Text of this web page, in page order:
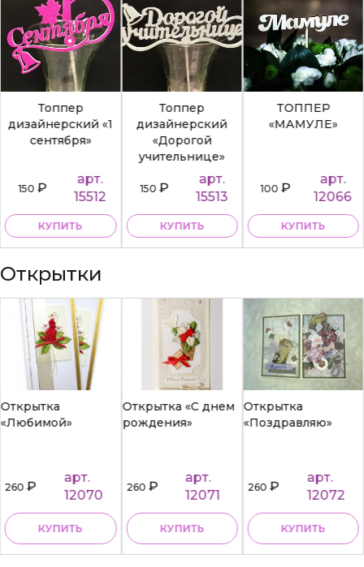
Топпер
дизайнерский «1
сентября»
150₽
арт.
15512
КУПИТЬ
Топпер
дизайнерский
«Дорогой
учительнице»
150₽
арт.
15513
КУПИТЬ
ТОППЕР
«МАМУЛЕ»
100₽
арт.
12066
КУПИТЬ
Открытки
Открытка
«Любимой»
260₽
арт.
12070
КУПИТЬ
Открытка «С днем
рождения»
260₽
арт.
12071
КУПИТЬ
Открытка
«Поздравляю»
260₽
арт.
12072
КУПИТЬ